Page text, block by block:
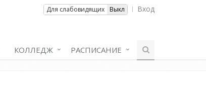
Для слабовидящих Выкл Вход
КОЛЛЕДЖ РАСПИСАНИЕ